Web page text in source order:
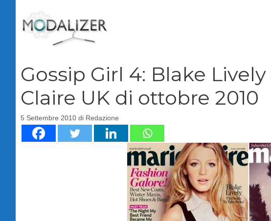
contenuto
Gossip Girl 4: Blake
Claire UK di ottobre 2010
5 Settembre 2010 di Redazione